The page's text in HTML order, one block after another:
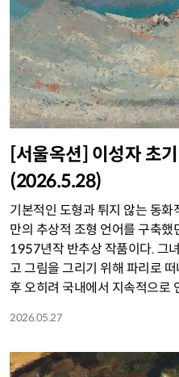
[서울옥션] 이성자 초
(2026.5.28)
기본적인 도형과 튀지 않는 동
만의 추상적 조형 언어를 구축
1957년작 반추상 작품이다. 그
고 그림을 그리기 위해 파리로
후 오히려 국내에서 지속적으로
2026.05.27